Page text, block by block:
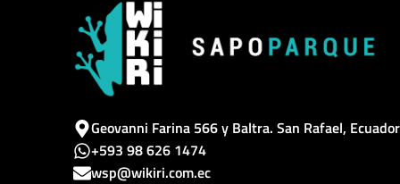
Geovanni Farina 566 y Baltra. San Rafael, Ecuador
+593 98 626 1474
wsp@wikiri.com.ec